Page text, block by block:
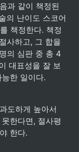
과 같이 책정된
의 난이도 스코어
책정한다. 책정
사하고, 그 합을
의 심판 중 총 4
대표성을 잘 보
한 일이다.
도하게 높아서
한다면, 절사평
한다.